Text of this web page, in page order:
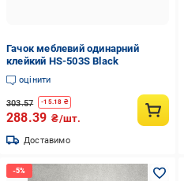
Гачок меблевий одинарний
клейкий HS-503S Black
оцінити
303.57 -15.18 ₴
288.39 ₴/шт.
Доставимо